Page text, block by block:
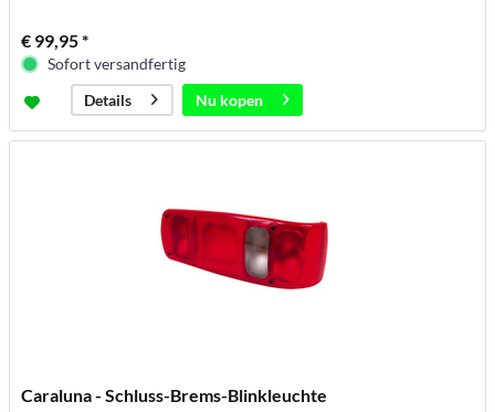
€ 99,95 *
Sofort versandfertig
Details
Nu kopen
Caraluna - Schluss-Brems-Blinkleuchte